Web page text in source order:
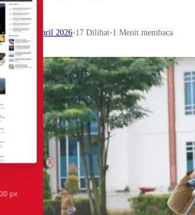
27 April 2026•17 Dilihat•1 Menit membaca